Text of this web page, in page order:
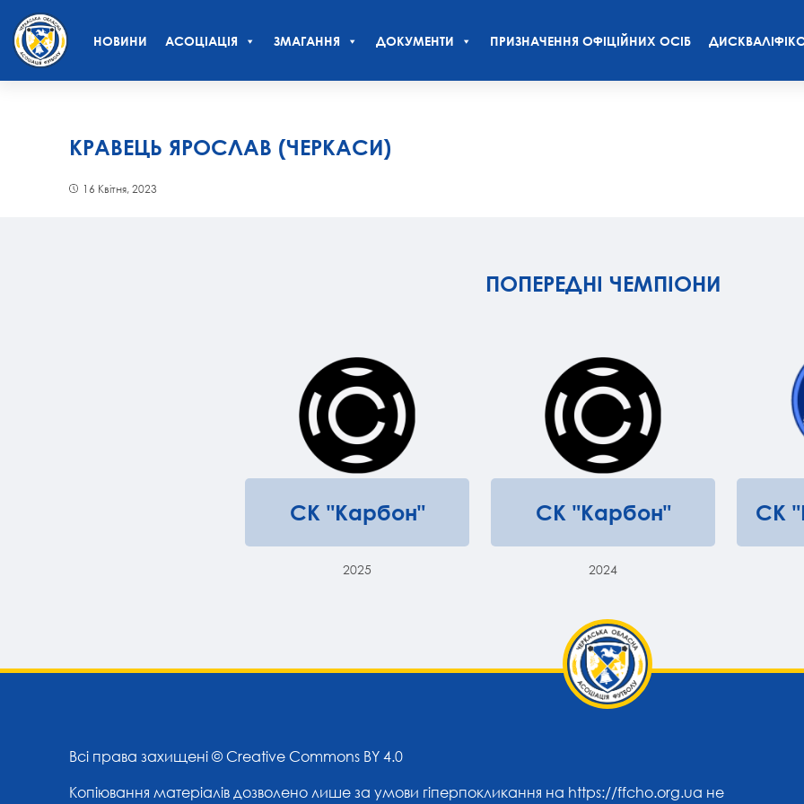
НОВИНИ АСОЦІАЦІЯ ЗМАГАННЯ ДОКУМЕНТИ ПРИЗНАЧЕННЯ ОФІЦІЙНИХ ОСІБ
КРАВЕЦЬ ЯРОСЛАВ (ЧЕРКАСИ)
16 Квітня, 2023
ПОПЕРЕДНІ ЧЕМПІОНИ
СК "Карбон"
2025
СК "Карбон"
2024
СК
Всі права захищені © Creative Commons BY 4.0
Копіювання матеріалів дозволено лише за умови гіперпокликання на https://ffcho.org.ua не